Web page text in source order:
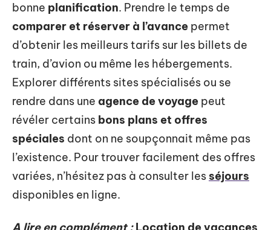
bonne planification. Prendre le temps de
comparer et réserver à l’avance permet
d’obtenir les meilleurs tarifs sur les billets de
train, d’avion ou même les hébergements.
Explorer différents sites spécialisés ou se
rendre dans une agence de voyage peut
révéler certains bons plans et offres
spéciales dont on ne soupçonnait même pas
l’existence. Pour trouver facilement des offres
variées, n’hésitez pas à consulter les séjours
disponibles en ligne.
A lire en complément : Location de vacances